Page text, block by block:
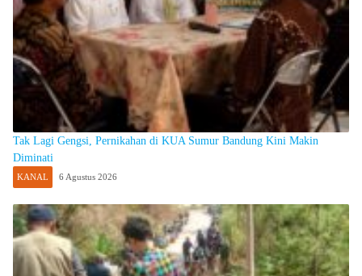
Tak Lagi Gengsi, Pernikahan di KUA Sumur Bandung Kini Makin
Diminati
KANAL 6 Agustus 2026